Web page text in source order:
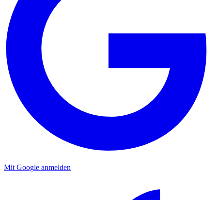
Mit Google anmelden